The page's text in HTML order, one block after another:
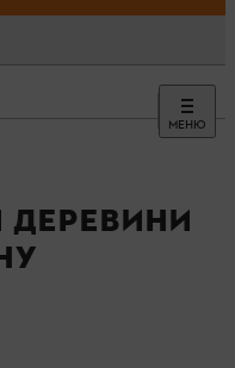
МЕНЮ
ДЕРЕВИНИ